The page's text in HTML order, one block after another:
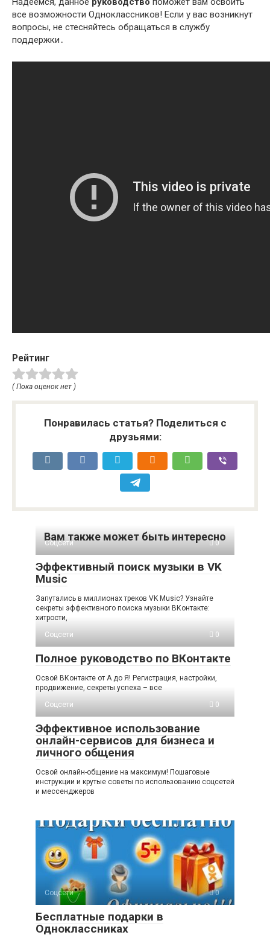
все возможности Одноклассников! Если у вас возникнут
вопросы, не стесняйтесь обращаться в службу
поддержки․
Рейтинг
( Пока оценок нет )
Понравилась статья? Поделиться с
друзьями:
Вам также может быть интересно
Соцсети 0
Эффективный поиск музыки в VK
Music
Запутались в миллионах треков VK Music? Узнайте
секреты эффективного поиска музыки ВКонтакте:
хитрости,
Соцсети
0
Полное руководство по ВКонтакте
Освой ВКонтакте от А до Я! Регистрация, настройки,
продвижение, секреты успеха – все
Соцсети
0
Эффективное использование
онлайн-сервисов для бизнеса и
личного общения
Освой онлайн-общение на максимум! Пошаговые
инструкции и крутые советы по использованию соцсетей
и мессенджеров
Соцсети 0
Бесплатные подарки в
Одноклассниках